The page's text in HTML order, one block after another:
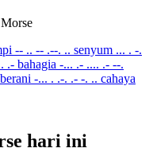
-- .. -- .--. .. senyum ... . -.
.- bahagia -... .- .... .- --.
berani -... . .-. .- -. .. cahaya
hari ini